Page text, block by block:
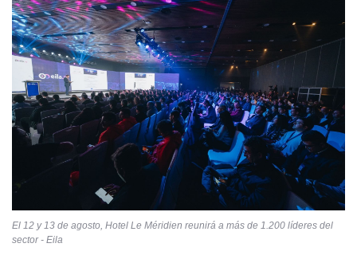
El 12 y 13 de agosto, Hotel Le Méridien reunirá a más de 1.200 líderes del
sector - Eila